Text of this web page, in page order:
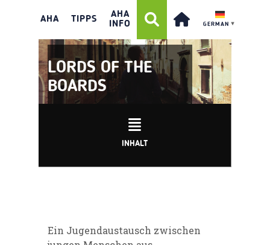
AHA TIPPS
AHA
INFO
GERMAN ▼
LORDS OF THE
BOARDS
INHALT
Ein Jugendaustausch zwischen